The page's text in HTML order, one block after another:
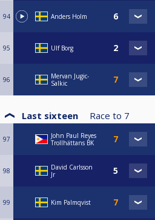
94 Anders Holm
95 Ulf Borg
96
Mervan Jugic-
Salkic
Last sixteen Race to 7
97
John Paul Reyes
Trollhättans BK
98
David Carlsson
Jr
99 Kim Palmqvist